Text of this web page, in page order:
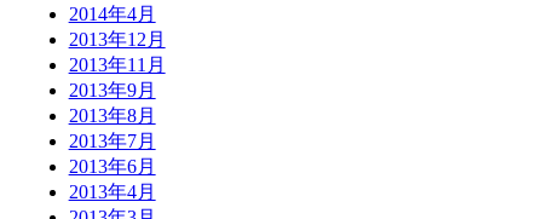
2014年4月
2013年12月
2013年11月
2013年9月
2013年8月
2013年7月
2013年6月
2013年4月